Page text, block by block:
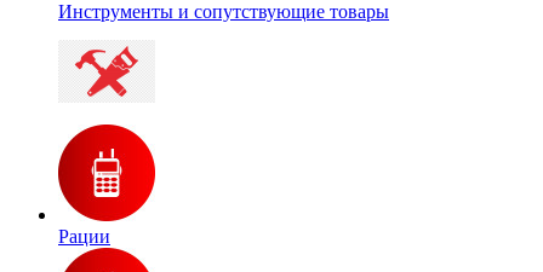
Инструменты и сопутствующие товары
Рации